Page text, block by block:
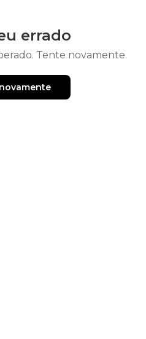
errado
Tente novamente.